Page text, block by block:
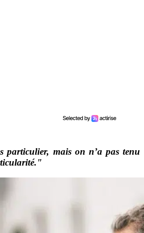
particulier, mais on n’a pas tenu